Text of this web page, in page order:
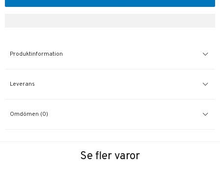
Produktinformation
Leverans
Omdömen (0)
Se fler varor